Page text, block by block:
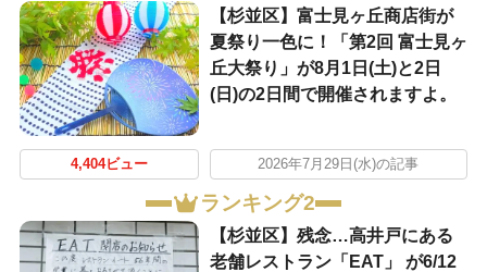
【杉並区】富士見ヶ丘商店街が
夏祭り一色に！「第2回 富士見ヶ
丘大祭り」が8月1日(土)と2日
(日)の2日間で開催されますよ。
4,404ビュー 2026年7月29日(水)の記事
ランキング2
【杉並区】残念…高井戸にある
老舗レストラン「EAT」 が6/12